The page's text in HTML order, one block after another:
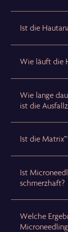
Ist die
Wie läuft die
Wie lange
ist die
Ist die
Ist
schmerzhaft?
Welche